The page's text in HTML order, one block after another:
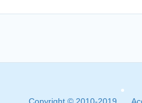
Copyright © 2010-2019